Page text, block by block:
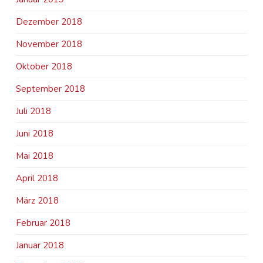
Dezember 2018
November 2018
Oktober 2018
September 2018
Juli 2018
Juni 2018
Mai 2018
April 2018
März 2018
Februar 2018
Januar 2018